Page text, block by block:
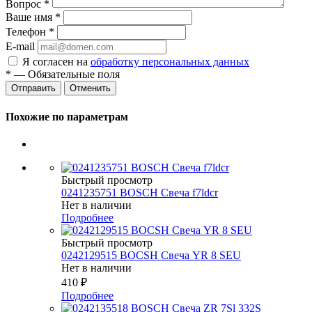
Вопрос *
Ваше имя *
Телефон *
E-mail
Я согласен на обработку персональных данных
* — Обязательные поля
Отменить
Похожие по параметрам
Быстрый просмотр
0241235751 BOSCH Свеча f7ldcr
Нет в наличии
Подробнее
Быстрый просмотр
0242129515 BOCSH Свеча YR 8 SEU
Нет в наличии
410 ₽
Подробнее